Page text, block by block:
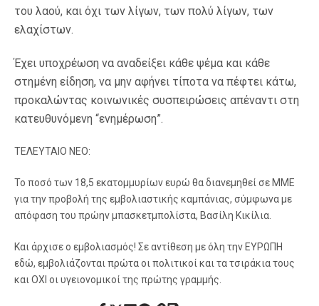
του λαού, και όχι των λίγων, των πολύ λίγων, των
ελαχίστων.
Έχει υποχρέωση να αναδείξει κάθε ψέμα και κάθε
στημένη είδηση, να μην αφήνει τίποτα να πέφτει κάτω,
προκαλώντας κοινωνικές συσπειρώσεις απέναντι στη
κατευθυνόμενη “ενημέρωση”.
ΤΕΛΕΥΤΑΙΟ ΝΕΟ:
Το ποσό των 18,5 εκατομμυρίων ευρώ θα διανεμηθεί σε ΜΜΕ
για την προβολή της εμβολιαστικής καμπάνιας, σύμφωνα με
απόφαση του πρώην μπασκετμπολίστα, Βασίλη Κικίλια.
Και άρχισε ο εμβολιασμός! Σε αντίθεση με όλη την ΕΥΡΩΠΗ
εδώ, εμβολιάζονται πρώτα οι πολιτικοί και τα τσιράκια τους
και ΟΧΙ οι υγειονομικοί της πρώτης γραμμής.